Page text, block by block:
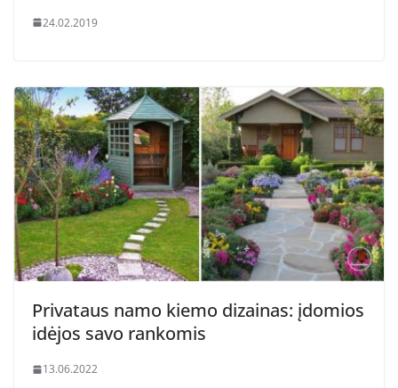
24.02.2019
Privataus namo kiemo dizainas: įdomios
idėjos savo rankomis
13.06.2022